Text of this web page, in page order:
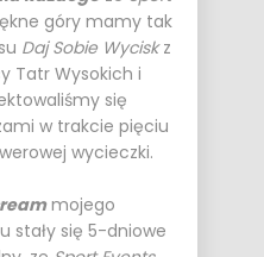
góry mamy tak
Daj Sobie Wyciskz
Tatr Wysokich i
się
w trakcie pięciu
wycieczki.
mojego
stały się 5-dniowe